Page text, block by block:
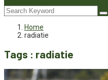
Home
radiatie
Tags : radiatie